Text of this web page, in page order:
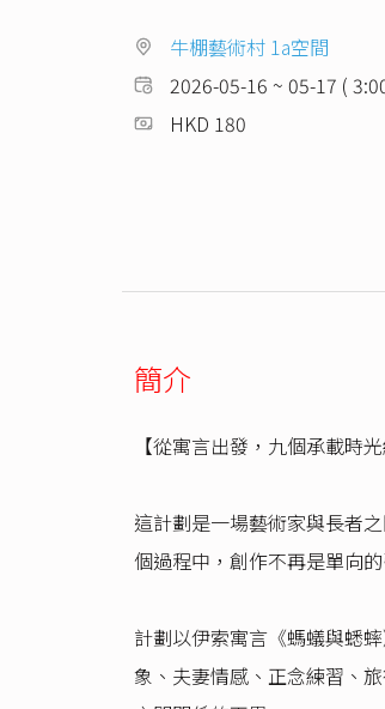
牛棚藝術村 1a空間
2026-05-16 ~ 05-17 (
HKD 180
簡介
【從寓言出發，九個承載時
這計劃是一場藝術家與長者
個過程中，創作不再是單向
計劃以伊索寓言《螞蟻與蟋
象、夫妻情感、正念練習、